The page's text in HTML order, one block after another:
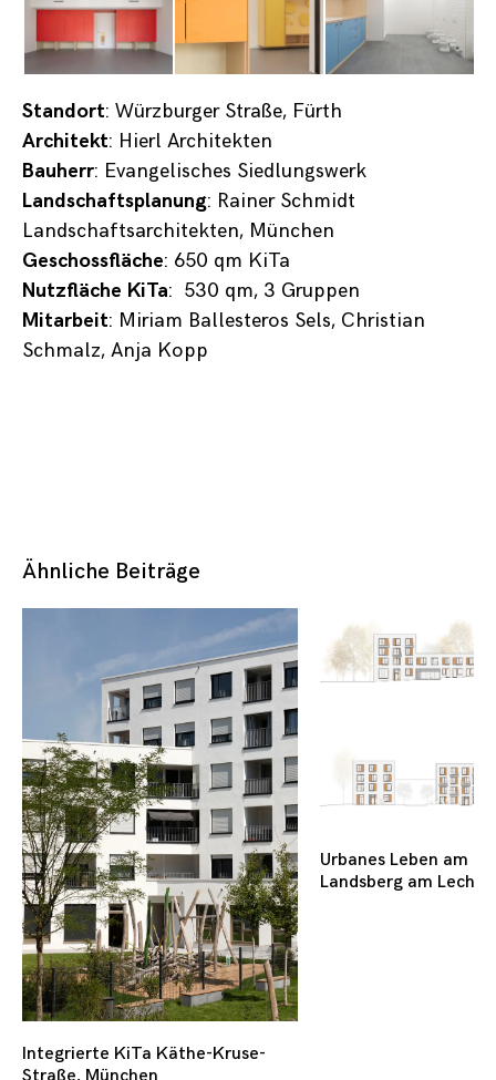
Standort: Würzburger Straße, Fürth
Architekt: Hierl Architekten
Bauherr: Evangelisches Siedlungswerk
Landschaftsplanung: Rainer Schmidt
Landschaftsarchitekten, München
Geschossfläche: 650 qm KiTa
Nutzfläche KiTa: 530 qm, 3 Gruppen
Mitarbeit: Miriam Ballesteros Sels, Christian
Schmalz, Anja Kopp
Ähnliche Beiträge
Integrierte KiTa Käthe-Kruse-
Straße, München
Urbanes Leben am
Landsberg am Lech